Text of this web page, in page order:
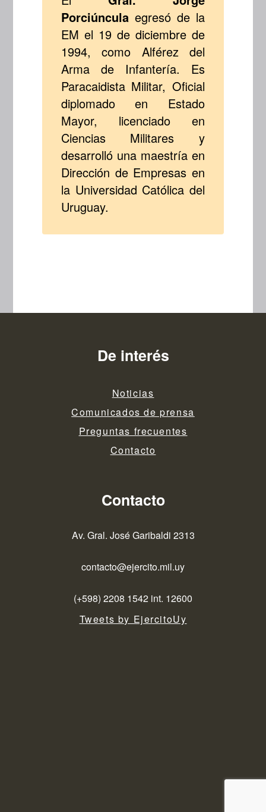
Porciúncula egresó de la
EM el 19 de diciembre de
1994, como Alférez del
Arma de Infantería. Es
Paracaidista Militar, Oficial
diplomado en Estado
Mayor, licenciado en
Ciencias Militares y
desarrolló una maestría en
Dirección de Empresas en
la Universidad Católica del
Uruguay.
De interés
Noticias
Comunicados de prensa
Preguntas frecuentes
Contacto
Contacto
Av. Gral. José Garibaldi 2313
contacto@ejercito.mil.uy
(+598) 2208 1542 int. 12600
Tweets by EjercitoUy